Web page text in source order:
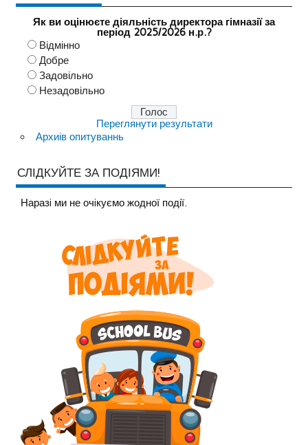
Як ви оцінюєте діяльність директора гімназії за
період 2025/2026 н.р.?
Відмінно
Добре
Задовільно
Незадовільно
Переглянути результати
Архиів опитуваннь
СЛІДКУЙТЕ ЗА ПОДІЯМИ!
Наразi ми не очiкуємо жодної події.